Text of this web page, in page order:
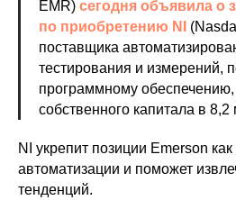
EMR) сегодня объявила о
по приобретению NI
поставщика
тестирования и измерений,
программному
собственного капитала в
NI укрепит позиции Emerson
автоматизации и поможет
тенденций.